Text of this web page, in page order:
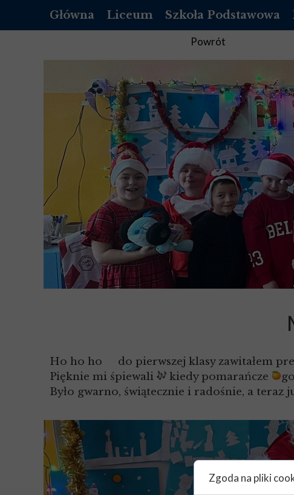
Powrót
Główna Liceum
DOKUMENTY
LISTA PODRĘCZNIKÓW DO 1 KLASY
LISTA PODRĘCZNIKÓW DO 2 KLASY
LISTA PODRĘCZNIKÓW DO 3 KLASY
LISTA PODRĘCZNIKÓW DO 4 KLASY
STANDARDY OCHRONY MAŁOLETNICH
Szkoła Podstawowa
O NAS
DOKUMENTY
PEDAGOG
PSYCHOLOG
PEDAGOG SPECJALNY/
BIBLIOTEKA
STANDARDY OCHRONY
Ho ho ho
do pierwszej klasy zawitałem
Pięknie mi śpiewali
kiedy pomarańcze
Było gwarno, świątecznie i radośnie, a teraz
Zgoda na pliki